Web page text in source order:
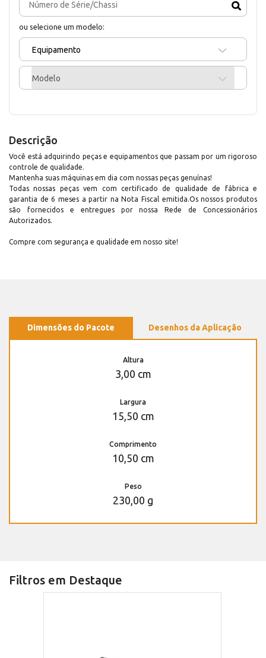
ou selecione um modelo:
Equipamento
Modelo
Descrição
Você está adquirindo peças e equipamentos que passam por um rigoroso
controle de qualidade.
Mantenha suas máquinas em dia com nossas peças genuínas!
Todas nossas peças vem com certificado de qualidade de fábrica e
garantia de 6 meses a partir na Nota Fiscal emitida.Os nossos produtos
são fornecidos e entregues por nossa Rede de Concessionários
Autorizados.
Compre com segurança e qualidade em nosso site!
Dimensões do Pacote Desenhos da Aplicação
Altura
3,00 cm
Largura
15,50 cm
Comprimento
10,50 cm
Peso
230,00 g
Filtros em Destaque